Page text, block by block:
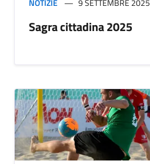
NOTIZIE 9 SETTEMBRE 2025
Sagra cittadina 2025